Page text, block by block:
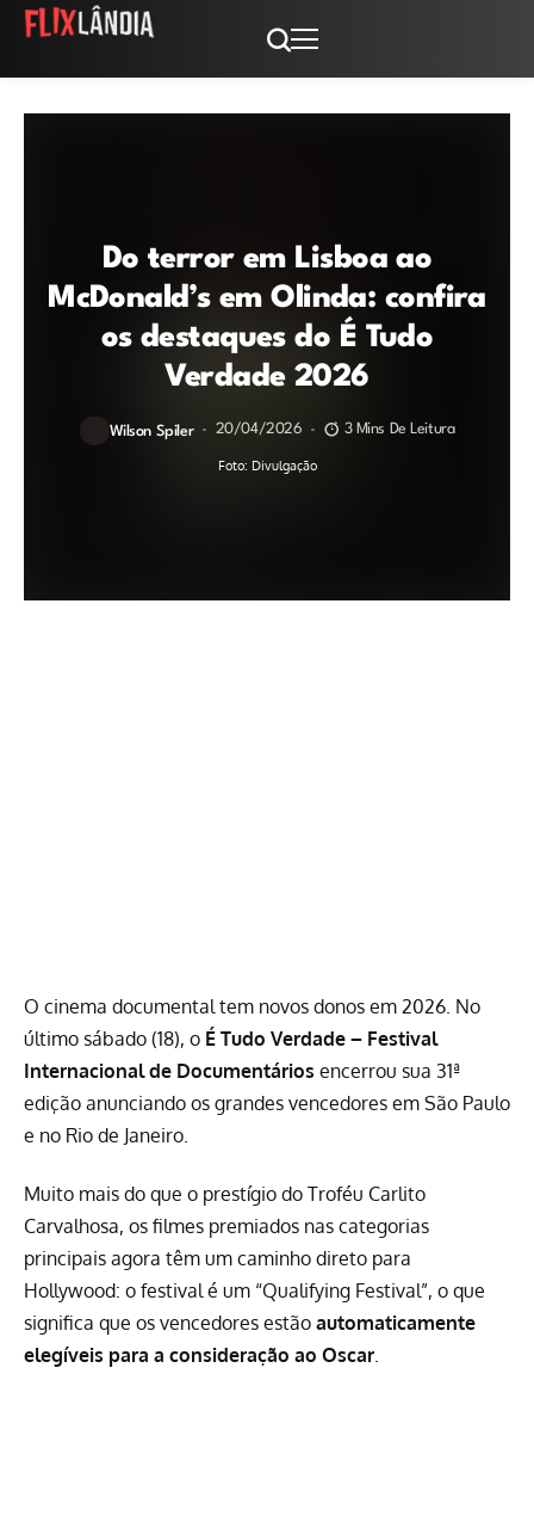
Do terror em Lisboa ao
McDonald’s em Olinda: confira
os destaques do É Tudo
Verdade 2026
Wilson Spiler 20/04/2026 3 Mins De Leitura
Foto: Divulgação
O cinema documental tem novos donos em 2026. No
último sábado (18), o É Tudo Verdade – Festival
Internacional de Documentários encerrou sua 31ª
edição anunciando os grandes vencedores em São Paulo
e no Rio de Janeiro.
Muito mais do que o prestígio do Troféu Carlito
Carvalhosa, os filmes premiados nas categorias
principais agora têm um caminho direto para
Hollywood: o festival é um “Qualifying Festival”, o que
significa que os vencedores estão automaticamente
elegíveis para a consideração ao Oscar.